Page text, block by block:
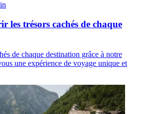
les trésors cachés de chaque
de chaque destination grâce à notre
une expérience de voyage unique et